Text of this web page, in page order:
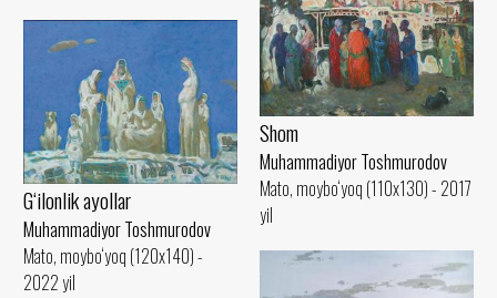
Shom
Muhammadiyor Toshmurodov
Mato, moybo‘yoq (110x130) - 2017
yil
G‘ilonlik ayollar
Muhammadiyor Toshmurodov
Mato, moybo‘yoq (120x140) -
2022 yil